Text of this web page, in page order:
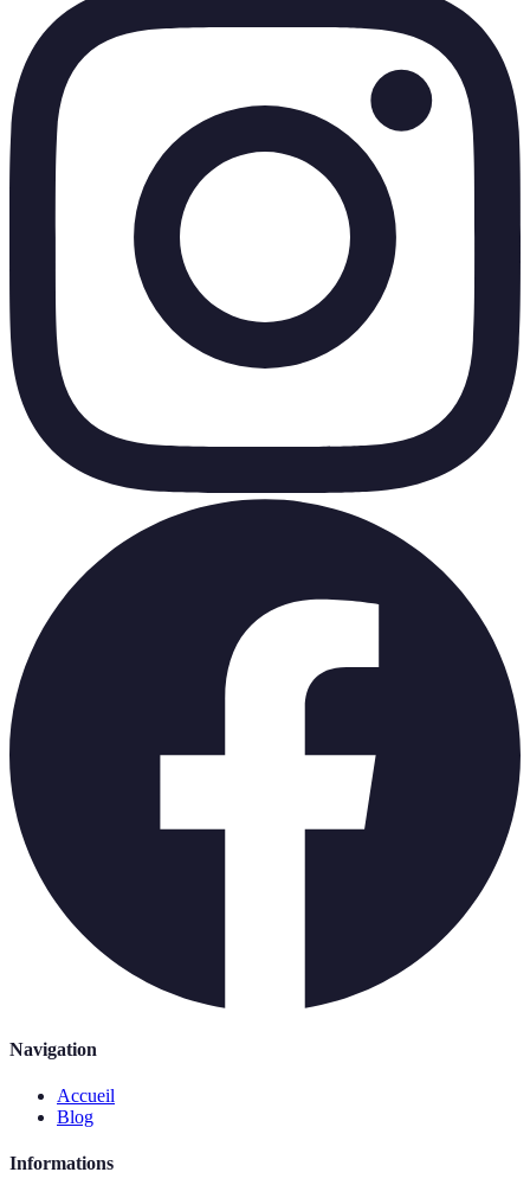
Navigation
Accueil
Blog
Informations